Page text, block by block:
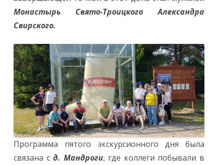
Монастырь Свято-Троицкого Александра
Свирского.
Программа пятого экскурсионного дня была
связана сд. Мандроги, где коллеги побывали в